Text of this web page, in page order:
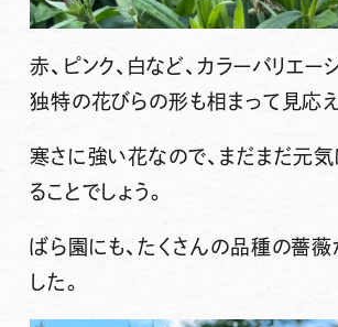
赤、ピンク、白など、カラーバリエー
独特の花びらの形も相まって見応え
寒さに強い花なので、まだまだ元
ることでしょう。
ばら園にも、たくさんの品種の薔
した。